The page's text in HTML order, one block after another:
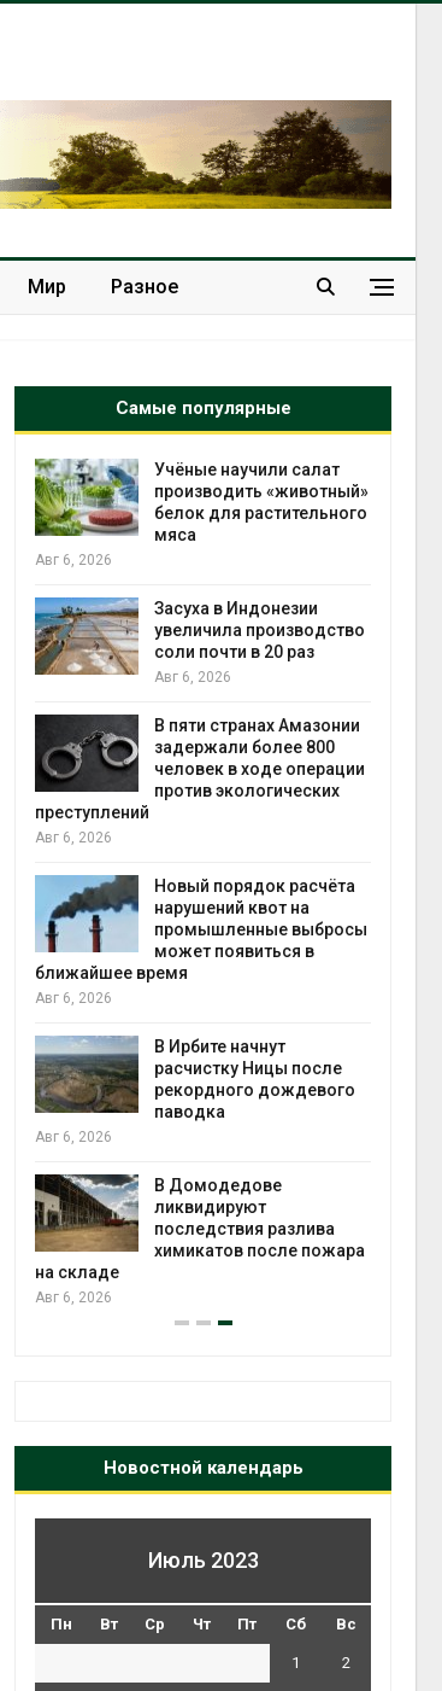
Мир Разное
Самые популярные
Учёные научили салат
производить «животный»
белок для растительного
мяса
Авг 6, 2026
Засуха в Индонезии
увеличила производство
соли почти в 20 раз
Авг 6, 2026
В пяти странах Амазонии
задержали более 800
человек в ходе операции
против экологических
преступлений
Авг 6, 2026
Новый порядок расчёта
нарушений квот на
промышленные выбросы
может появиться в
ближайшее время
Авг 6, 2026
В Ирбите начнут
расчистку Ницы после
рекордного дождевого
паводка
Авг 6, 2026
В Домодедове
ликвидируют
последствия разлива
химикатов после пожара
на складе
Авг 6, 2026
Новостной календарь
Июль 2023
Пн Вт Ср Чт Пт Сб Вс
1 2